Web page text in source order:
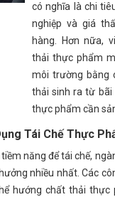
có nghĩa là chi
nghiệp và giá
hàng. Hơn nữa,
thải thực phẩm
môi trường bằng
thải sinh ra từ bãi
thực phẩm cần
ụng Tái Chế Thực Ph
năng để tái chế,
nhiều nhất. Các
hướng chất thải thực